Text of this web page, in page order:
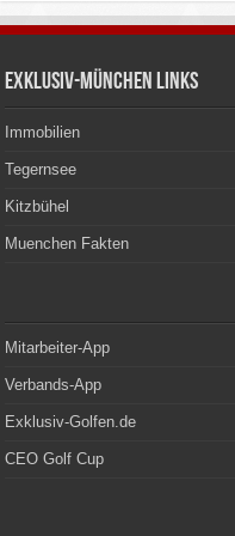
Exklusiv-München Links
Immobilien
Tegernsee
Kitzbühel
Muenchen Fakten
Mitarbeiter-App
Verbands-App
Exklusiv-Golfen.de
CEO Golf Cup